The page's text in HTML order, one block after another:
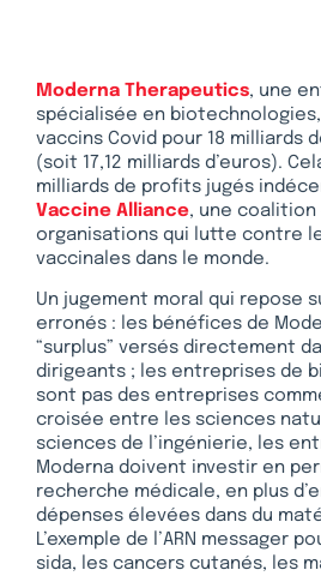
Moderna Therapeutics, une
spécialisée en
vaccins Covid pour 18 milliards
(soit 17,12 milliards d’euros).
milliards de profits jugés
Vaccine Alliance, une coalition
organisations qui lutte contre
vaccinales dans le monde.
Un jugement moral qui repose
erronés : les bénéfices de
“surplus” versés directement
dirigeants ; les entreprises de
sont pas des entreprises
croisée entre les sciences
sciences de l’ingénierie, les
Moderna doivent investir en
recherche médicale, en plus
dépenses élevées dans du
L’exemple de l’ARN messager
sida, les cancers cutanés, les